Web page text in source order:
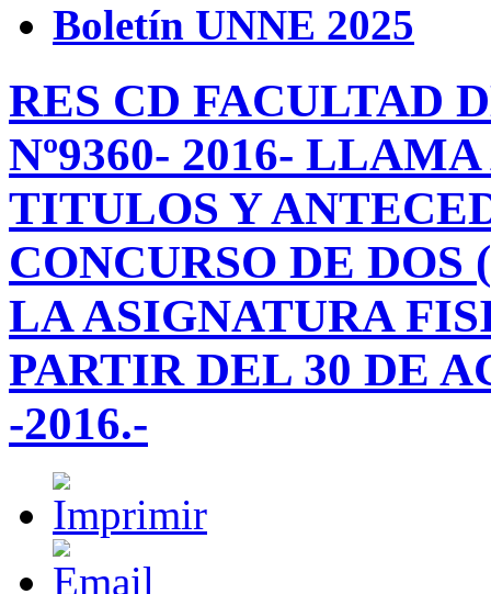
Boletín UNNE 2025
RES CD FACULTAD
Nº9360- 2016-
TITULOS Y
CONCURSO DE DOS
LA ASIGNATURA
PARTIR DEL 30 DE
-2016.-